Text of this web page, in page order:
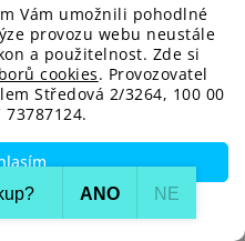
Vám umožnili pohodlné
provozu webu neustále
a použitelnost. Zde si
cookies. Provozovatel
Středová 2/3264, 100 00
73787124.
ramenními vycpávkami,
ke kolenům. Vhodné...
ANO NE